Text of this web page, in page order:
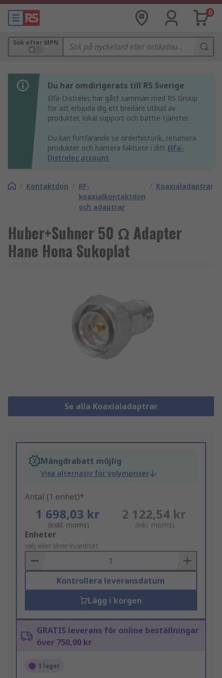
0
Sök efter MPN
Du har omdirigerats till RS Sverige
Elfa-Distrelec har gått samman med RS Group
för att erbjuda dig ett bredare utbud av
produkter, lokal support och bättre tjänster.
Du kan fortfarande se orderhistorik, returnera
produkter och hantera fakturor i ditt Elfa-
Distrelec account
/ Kontaktdon / RF-
koaxialkontaktdon
och adaptrar
/ Koaxialadaptrar
Huber+Suhner 50 Ω Adapter
Hane Hona Sukoplat
Se alla Koaxialadaptrar
Mängdrabatt möjlig
Visa alternativ för volympriser
Antal (1 enhet)*
1 698,03 kr
(exkl. moms)
2 122,54 kr
(inkl. moms)
Add
to
Basket
Enheter
välj eller skriv kvantitet
Kontrollera leveransdatum
Lägg i korgen
GRATIS leverans för online beställningar
över 750,00 kr
I lager